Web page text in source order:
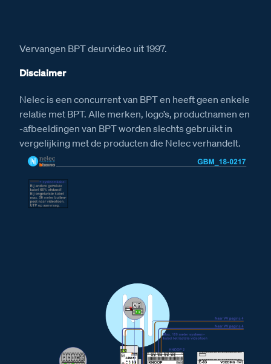
Installatiewijzer M-40 videofoon
Installatiewijzer DZ-Rel
Installatiewijzer E-65 voeding
Afmetingen
Afmetingen van de KNOOP
Afmetingen van het Serie 140V deurstation
Afmetingen van de VER Versterker
Afmetingen van de videofoon M-40 Bergen
Afmetingen van de E-65 voeding
Vervangen BPT deurvideo uit 1997.
Disclaimer
Nelec is een concurrent van BPT en heeft geen enkele
relatie met BPT. Alle merken, logo’s, productnamen en
-afbeeldingen van BPT worden slechts gebruikt in
vergelijking met de producten die Nelec verhandelt.